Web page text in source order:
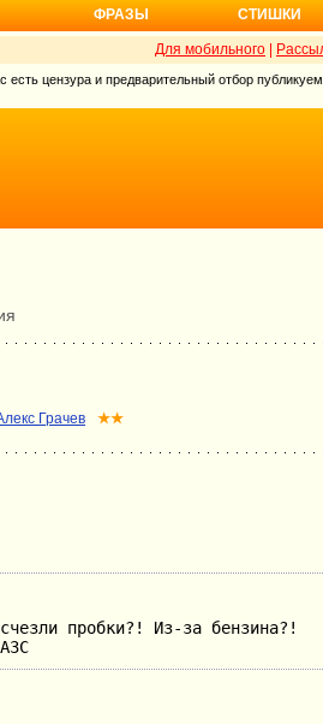
ФРАЗЫ СТИШКИ
Для мобильного
есть цензура и предварительный отбор
Грачев ★★
пробки?! Из-за бензина?!